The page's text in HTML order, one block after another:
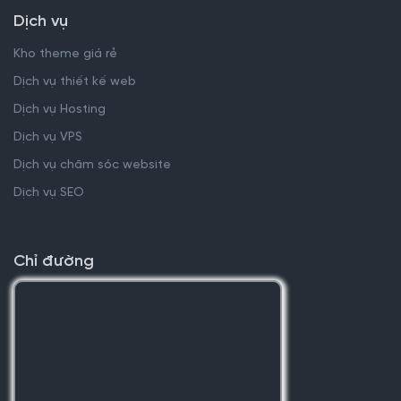
Dịch vụ
Kho theme giá rẻ
Dịch vụ thiết kế web
Dịch vụ Hosting
Dịch vụ VPS
Dịch vụ chăm sóc website
Dịch vụ SEO
Chỉ đường